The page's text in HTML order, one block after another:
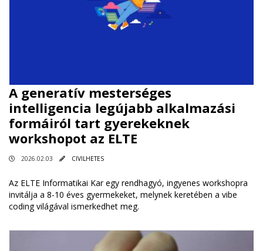
A generatív mesterséges
intelligencia legújabb alkalmazási
formáiról tart gyerekeknek
workshopot az ELTE
2026.02.03 CIVILHETES
Az ELTE Informatikai Kar egy rendhagyó, ingyenes workshopra
invitálja a 8-10 éves gyermekeket, melynek keretében a vibe
coding világával ismerkedhet meg.